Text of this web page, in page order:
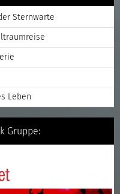
Sternwarte
Leben
Gruppe: